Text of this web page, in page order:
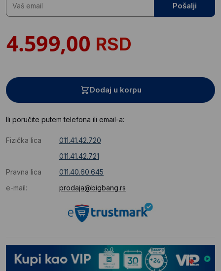
Pošalji
RSD
Dodaj u korpu
Ili poručite putem telefona ili email-a:
Fizička lica
011.41.42.720
011.41.42.721
Pravna lica
011.40.60.645
e-mail:
prodaja@bigbang.rs